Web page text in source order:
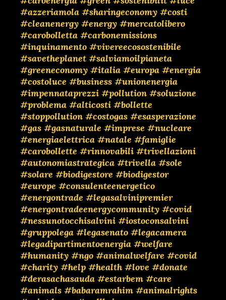
#azzeriamola #sharingeconomy #costi
#cleanenergy #energy #mercatolibero
#carobolletta #carbonemissions
#inquinamento #vivereecosostenibile
#savetheplanet #salviamoilpianeta
#greeneconomy #italia #europa #energia
#costoluce #business #unionenergia
#impennataprezzi #pollution #soluzione
#problema #alticosti #bollette
#stoppollution #costogas #esasperazione
#gas #gasnaturale #imprese #nucleare
#energiaelettrica #natale #famiglie
#carobollette #rinnovabili #trivellazioni
#autonomiastrategica #trivella #sole
#solare #biodigestore #biodigestor
#europe #consulenteenergetico
#energontrade #legasalvinipremier
#energontradeenergycommunity #covid
#nessunotocchisalvini #iostoconsalvini
#gruppolega #legasenato #legacamera
#legadipartimentoenergia #welfare
#humanity #ngo #animalwelfare #covid
#charity #help #health #love #donate
#derasachasauda #estarbem #care
#animals #babaramrahim #animalrights